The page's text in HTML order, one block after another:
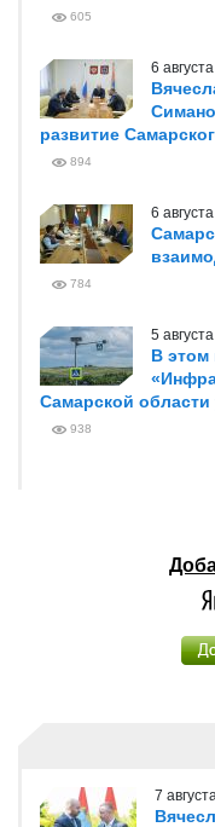
605
6
развитие
894
6
784
5
В этом
Самарской области
938
7